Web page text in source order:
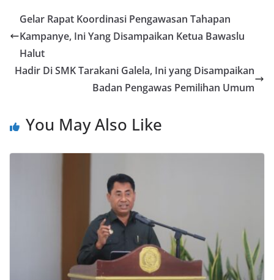
b
o
o
k
s
A
p
er gr
a
e
Gelar Rapat Koordinasi Pengawasan Tahapan
Kampanye, Ini Yang Disampaikan Ketua Bawaslu
Halut
Hadir Di SMK Tarakani Galela, Ini yang Disampaikan
Badan Pengawas Pemilihan Umum
You May Also Like